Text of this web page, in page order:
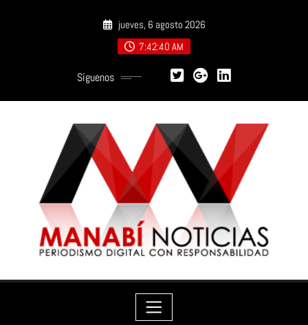
jueves, 6 agosto 2026
7:42:42 AM
Síguenos